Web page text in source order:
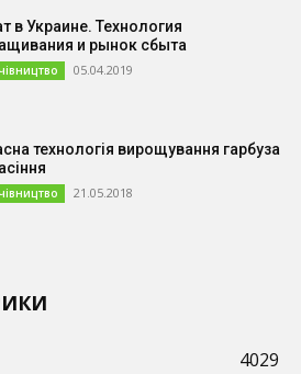
в Украине. Технология
и рынок сбыта
05.04.2019
технологія вирощування гарбуза
21.05.2018
4029